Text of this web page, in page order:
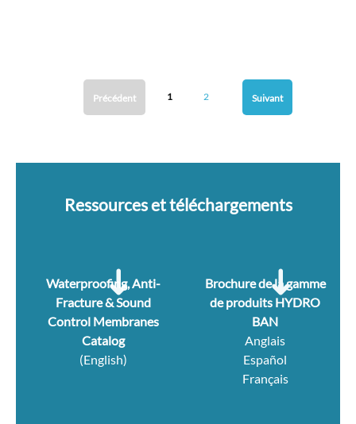
Précédent 1 2 Suivant
Ressources et téléchargements
Waterproofing, Anti-
Fracture & Sound
Control Membranes
Catalog
(English)
Brochure de la gamme
de produits HYDRO
BAN
Anglais
Español
Français